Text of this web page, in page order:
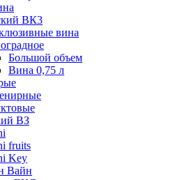
ВК3
вина
Большой объем
Вина 0,75 л
ВЗ
fruits
Key
Вайн